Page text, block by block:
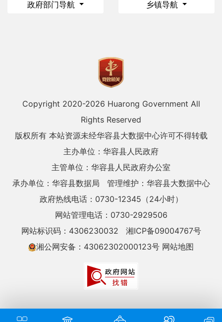
政府部门导航 乡镇导航
Copyright 2020-2026 Huarong Government All
Rights Reserved
版权所有 本站资源未经华容县大数据中心许可不得转载
主办单位：华容县人民政府
主管单位：华容县人民政府办公室
承办单位：华容县数据局
管理维护：华容县大数据中心
政府热线电话：0730-12345（24小时）
网站管理电话：0730-2929506
网站标识码：4306230032
湘ICP备09004767号
湘公网安备：43062302000123号 网站地图